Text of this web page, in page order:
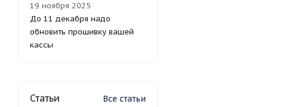
19 ноября 2025
До 11 декабря надо
обновить прошивку вашей
кассы
Статьи Все статьи